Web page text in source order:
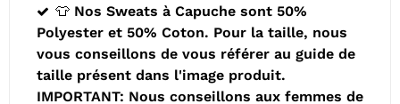
👕 Nos Sweats à Capuche sont 50%
Polyester et 50% Coton. Pour la taille, nous
vous conseillons de vous référer au guide de
taille présent dans l'image produit.
IMPORTANT: Nous conseillons aux femmes de